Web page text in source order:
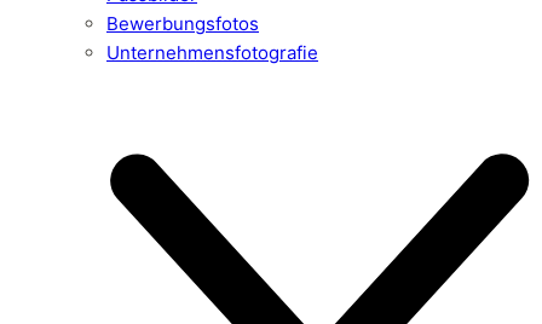
Bewerbungsfotos
Unternehmensfotografie